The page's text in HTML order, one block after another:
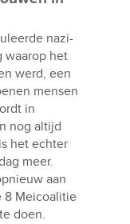
nazi-
waarop het
werd, een
mensen
in
nog altijd
het echter
meer.
aan
8 Meicoalitie
doen.